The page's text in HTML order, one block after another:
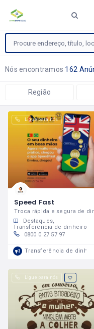
Nós encontramos 162
Região
Ligue para nós
Speed Fast
Destaques
Transferência de dinheiro
0800 0 27 57 97
Transferência de
Ligue para nós